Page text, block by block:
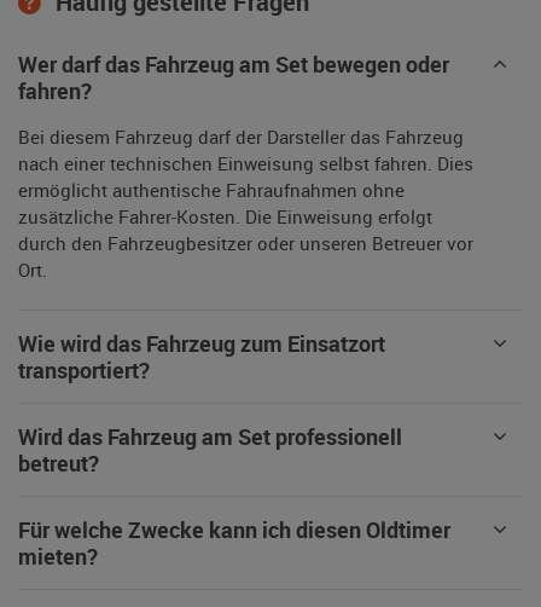
Wer darf das Fahrzeug am Set bewegen oder
fahren?
Bei diesem Fahrzeug darf der Darsteller das Fahrzeug
nach einer technischen Einweisung selbst fahren. Dies
ermöglicht authentische Fahraufnahmen ohne
zusätzliche Fahrer-Kosten. Die Einweisung erfolgt
durch den Fahrzeugbesitzer oder unseren Betreuer vor
Ort.
Wie wird das Fahrzeug zum Einsatzort
transportiert?
Wird das Fahrzeug am Set professionell
betreut?
Für welche Zwecke kann ich diesen Oldtimer
mieten?